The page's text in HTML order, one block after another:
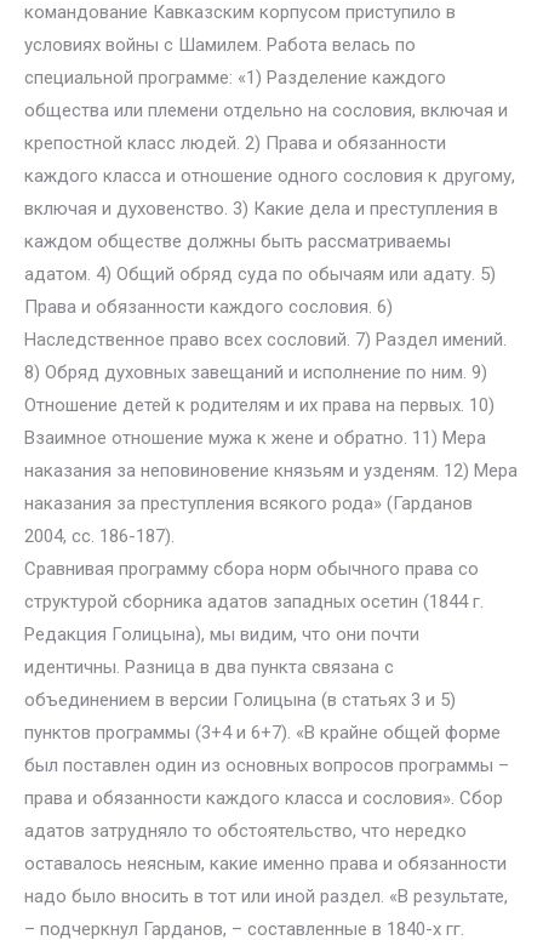
командование Кавказским корпусом приступило в
условиях войны с Шамилем. Работа велась по
специальной программе: «1) Разделение каждого
общества или племени отдельно на сословия, включая и
крепостной класс людей. 2) Права и обязанности
каждого класса и отношение одного сословия к другому,
включая и духовенство. 3) Какие дела и преступления в
каждом обществе должны быть рассматриваемы
адатом. 4) Общий обряд суда по обычаям или адату. 5)
Права и обязанности каждого сословия. 6)
Наследственное право всех сословий. 7) Раздел имений.
8) Обряд духовных завещаний и исполнение по ним. 9)
Отношение детей к родителям и их права на первых. 10)
Взаимное отношение мужа к жене и обратно. 11) Мера
наказания за неповиновение князьям и узденям. 12) Мера
наказания за преступления всякого рода» (Гарданов
2004, сс. 186-187).
Сравнивая программу сбора норм обычного права со
структурой сборника адатов западных осетин (1844 г.
Редакция Голицына), мы видим, что они почти
идентичны. Разница в два пункта связана с
объединением в версии Голицына (в статьях 3 и 5)
пунктов программы (3+4 и 6+7). «В крайне общей форме
был поставлен один из основных вопросов программы –
права и обязанности каждого класса и сословия». Сбор
адатов затрудняло то обстоятельство, что нередко
оставалось неясным, какие именно права и обязанности
надо было вносить в тот или иной раздел. «В результате,
– подчеркнул Гарданов, – составленные в 1840-х гг.